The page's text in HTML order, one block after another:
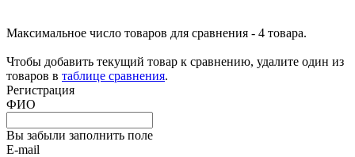
Максимальное число товаров для сравнения - 4 товара.
Чтобы добавить текущий товар к сравнению, удалите один из
товаров в таблице сравнения.
Регистрация
ФИО
Вы забыли заполнить поле
E-mail